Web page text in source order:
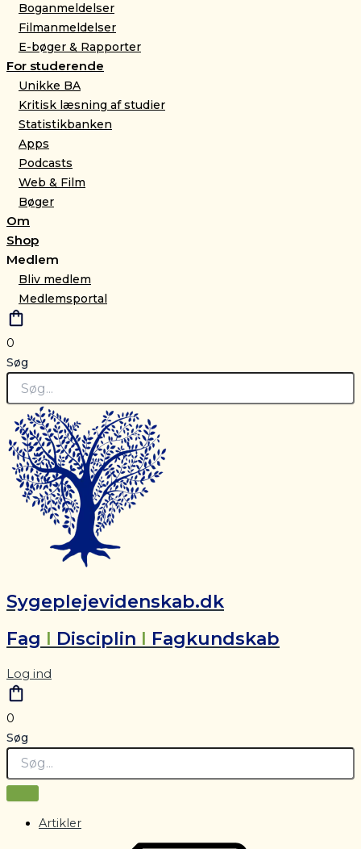
Boganmeldelser
Filmanmeldelser
E-bøger & Rapporter
For studerende
Unikke BA
Kritisk læsning af studier
Statistikbanken
Apps
Podcasts
Web & Film
Bøger
Om
Shop
Medlem
Bliv medlem
Medlemsportal
0
Søg
Sygeplejevidenskab.dk
Fag I Disciplin I Fagkundskab
Log ind
0
Søg
Artikler